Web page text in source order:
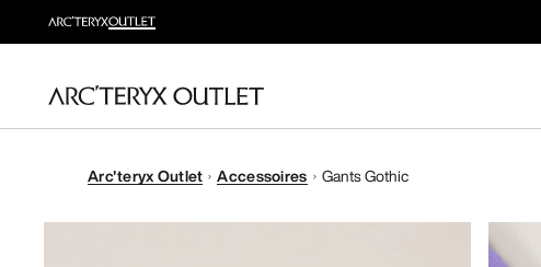
Arc'teryx Outlet Accessoires Gants Gothic